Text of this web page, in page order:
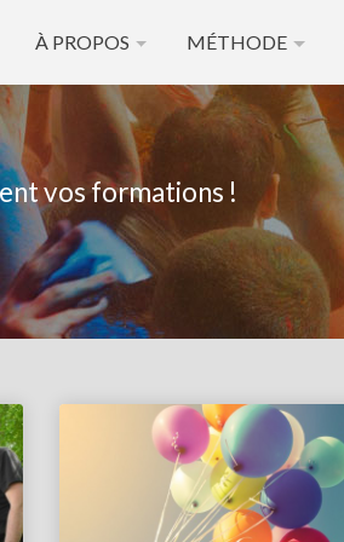
À PROPOS MÉTHODE
vos formations !